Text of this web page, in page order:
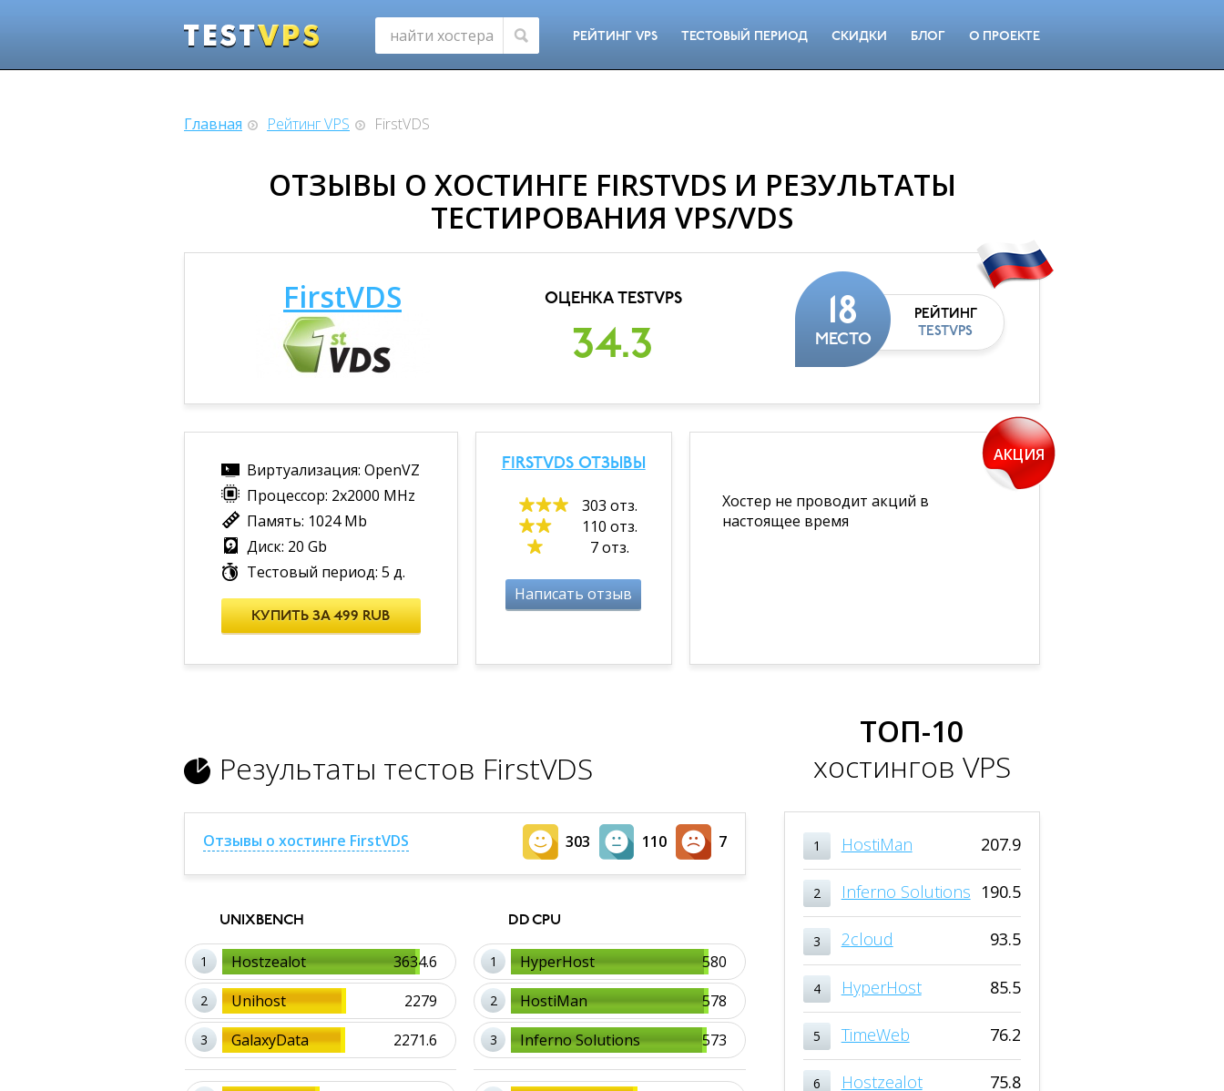
РЕЙТИНГ VPS ТЕСТОВЫЙ ПЕРИОД СКИДКИ БЛОГ О ПРОЕКТЕ
Главная Рейтинг VPS FirstVDS
ОТЗЫВЫ О ХОСТИНГЕ FIRSTVDS И РЕЗУЛЬТАТЫ
ТЕСТИРОВАНИЯ VPS/VDS
FirstVDS ОЦЕНКА TESTVPS
34.3
18
МЕСТО
РЕЙТИНГ
TESTVPS
Виртуализация: OpenVZ
Процессор: 2х2000 MHz
Память: 1024 Mb
Диск: 20 Gb
Тестовый период: 5 д.
КУПИТЬ ЗА 499 RUB
FIRSTVDS ОТЗЫВЫ
303 отз.
110 отз.
7 отз.
Написать отзыв
АКЦИЯ
Хостер не проводит акций в
настоящее время
Результаты тестов FirstVDS
Отзывы о хостинге FirstVDS 303 110 7
UNIXBENCH
1 3634.6
Hostzealot
2 2279
Unihost
3 2271.6
GalaxyData
DD CPU
1 580
HyperHost
2 578
HostiMan
3 573
Inferno Solutions
ТОП-10
хостингов VPS
207.9
1 HostiMan
190.5
2 Inferno Solutions
93.5
3 2cloud
85.5
4 HyperHost
76.2
5 TimeWeb
75.8
6 Hostzealot